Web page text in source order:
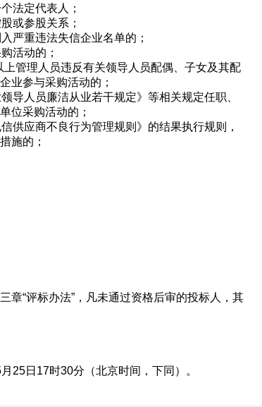
法定代表人；
或参股关系；
严重违法失信企业名单的；
活动的；
管理人员违反有关领导人员配偶、子女及其配
业参与采购活动的；
导人员廉洁从业若干规定》等相关规定任职、
位采购活动的；
供应商不良行为管理规则》的结果执行规则，
施的；
章“评标办法”，凡未通过资格后审的投标人，其
25日17时30分（北京时间，下同）。